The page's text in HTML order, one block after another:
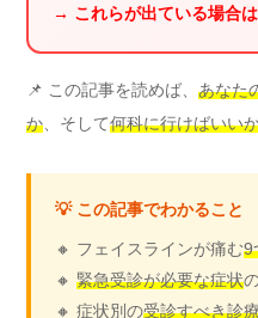
→ これらが出ている場合
📌 この記事を読めば、 あなた
か、そして何科に行けばいい
💡 この記事でわかること
🔸 フェイスラインが痛む9
🔸 緊急受診が必要な症状
🔸 症状別の受診すべき診